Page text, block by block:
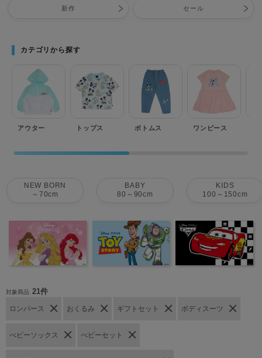
新作 セール
カテゴリから探す
アウター トップス ボトムス ワンピース
NEW BORN
～70cm
BABY
80～90cm
KIDS
100～150cm
対象商品 21件
ロンパース おくるみ ギフトセット ボディスーツ
べビーソックス べビーセット